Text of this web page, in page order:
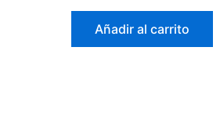
Añadir al carrito